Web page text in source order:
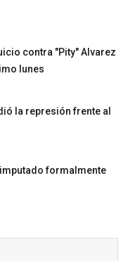
contra "Pity" Alvarez
lunes
la represión frente al
formalmente